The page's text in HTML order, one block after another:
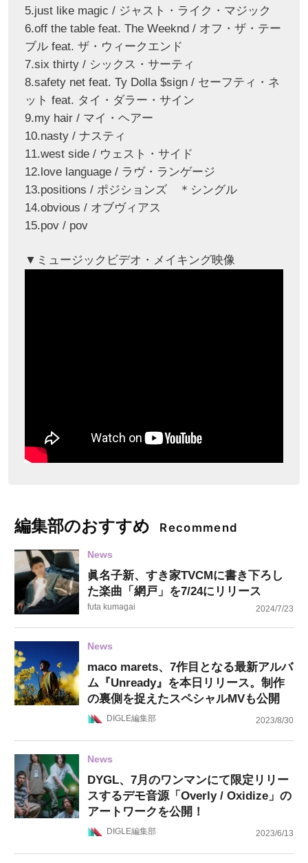
5.just like magic / ジャスト・ライク・マジック
6.off the table feat. The Weeknd / オフ・ザ・テー
ブル feat. ザ・ウィークエンド
7.six thirty / シックス・サーティ
8.safety net feat. Ty Dolla $sign / セーフティ・ネ
ット feat. タイ・ダラー・サイン
9.my hair / マイ・ヘアー
10.nasty / ナスティ
11.west side / ウェスト・サイド
12.love language / ラヴ・ランゲージ
13.positions / ポジションズ ＊シングル
14.obvious / オブヴィアス
15.pov / pov
▼ミュージックビデオ・メイキング映像
編集部のおすすめ Recommend
News
眞名子新、すき家TVCMに書き下ろし
た楽曲「網戸」を7/24にリリース
futa kumagai 2024/7/23
News
maco marets、7作目となる最新アルバ
ム『Unready』を本日リリース。制作
の裏側を捉えたスペシャルMVも公開
DIGLE編集部 2023/8/30
News
DYGL、7月のワンマンにて限定リリー
スするデモ音源「Overly / Oxidize」の
アートワークを公開！
DIGLE編集部 2023/6/13